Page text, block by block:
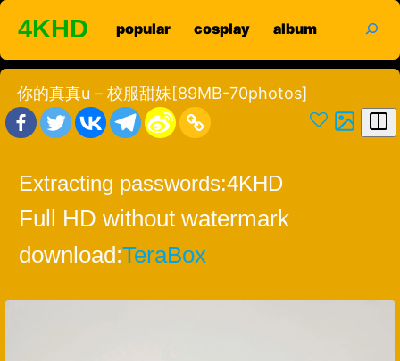
Skip
content
4KHD popular cosplay album
你的真真u – 校服甜妹[89MB-70photos]
Extracting passwords:4KHD
Full HD without watermark
download:TeraBox